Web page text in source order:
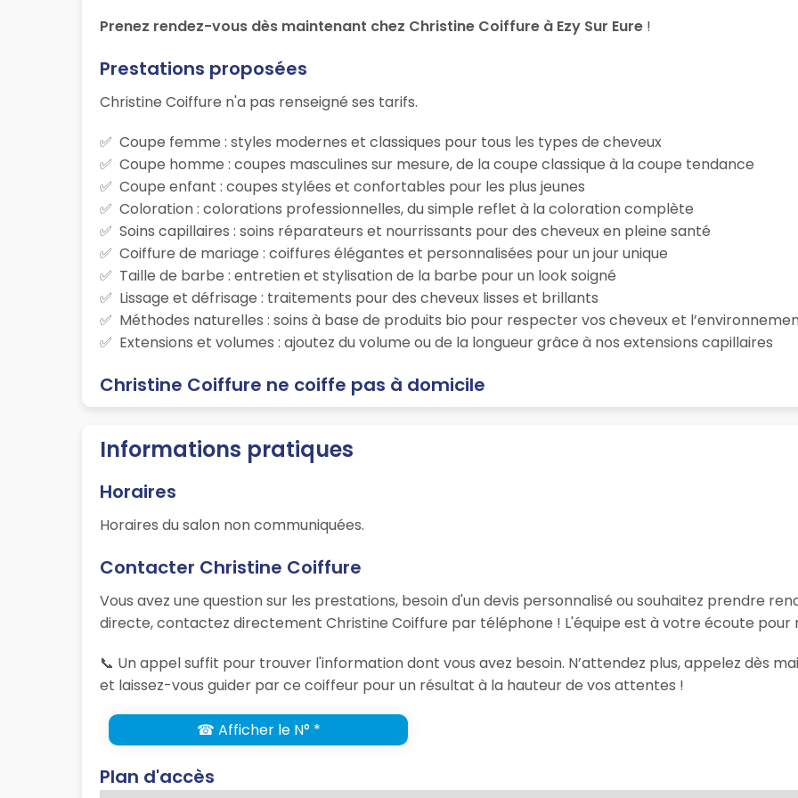
Prenez rendez-vous dès maintenant chez Christine Coiffure à Ezy Sur Eure !
Prestations proposées
Christine Coiffure n'a pas renseigné ses tarifs.
Coupe femme : styles modernes et classiques pour tous les types de cheveux
Coupe homme : coupes masculines sur mesure, de la coupe classique à la coupe tendance
Coupe enfant : coupes stylées et confortables pour les plus jeunes
Coloration : colorations professionnelles, du simple reflet à la coloration complète
Soins capillaires : soins réparateurs et nourrissants pour des cheveux en pleine santé
Coiffure de mariage : coiffures élégantes et personnalisées pour un jour unique
Taille de barbe : entretien et stylisation de la barbe pour un look soigné
Lissage et défrisage : traitements pour des cheveux lisses et brillants
Méthodes naturelles : soins à base de produits bio pour respecter vos cheveux et
Extensions et volumes : ajoutez du volume ou de la longueur grâce à nos extensions capillaires
Christine Coiffure ne coiffe pas à domicile
Informations pratiques
Horaires
Horaires du salon non communiquées.
Contacter Christine Coiffure
Vous avez une question sur les prestations, besoin d'un devis personnalisé ou souhaitez prendre
directe, contactez directement Christine Coiffure par téléphone ! L'équipe est à votre écoute pour
📞 Un appel suffit pour trouver l'information dont vous avez besoin. N’attendez plus, appelez dès
et laissez-vous guider par ce coiffeur pour un résultat à la hauteur de vos attentes !
☎ Afficher le N° *
Plan d'accès